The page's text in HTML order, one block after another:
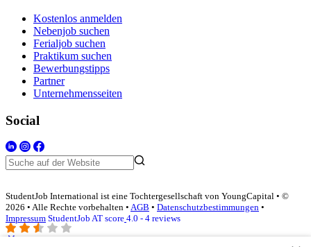
Kostenlos anmelden
Nebenjob suchen
Ferialjob suchen
Praktikum suchen
Bewerbungstipps
Partner
Unternehmensseiten
Social
StudentJob International ist eine Tochtergesellschaft von YoungCapital • ©
2026 • Alle Rechte vorbehalten • AGB • Datenschutzbestimmungen •
Impressum StudentJob AT score 4.0 - 4 reviews